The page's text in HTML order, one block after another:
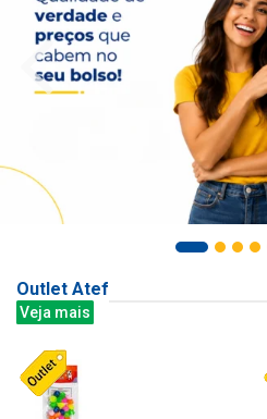
Outlet Atef
Veja mais